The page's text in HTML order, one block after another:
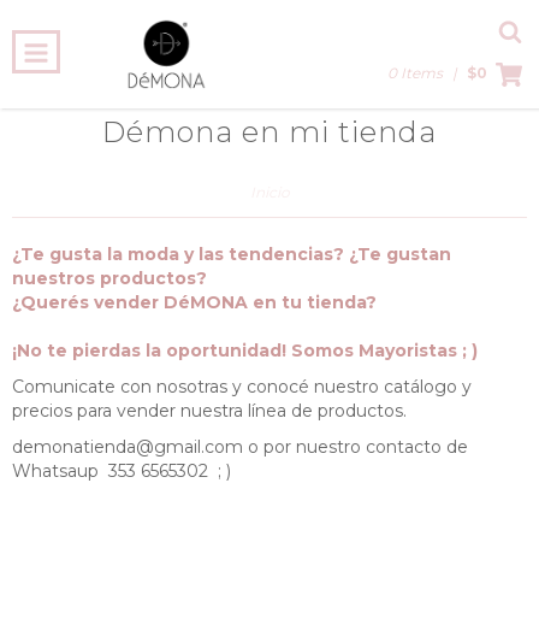
0 Items | $0
Démona en mi tienda
¿Te gusta la moda y las tendencias? ¿Te gustan
nuestros productos?
¿Querés vender DéMONA en tu tienda?
¡No te pierdas la oportunidad! Somos Mayoristas ; )
Comunicate con nosotras y conocé nuestro catálogo y
precios para vender nuestra línea de productos.
demonatienda@gmail.com o por nuestro contacto de
Whatsaup 353 6565302 ; )